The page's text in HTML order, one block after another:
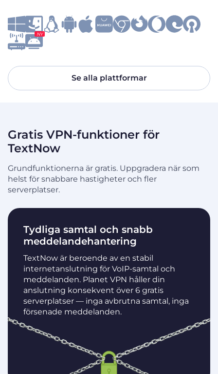
NY
Se alla plattformar
Gratis VPN-funktioner för
TextNow
Grundfunktionerna är gratis. Uppgradera när som
helst för snabbare hastigheter och fler
serverplatser.
Tydliga samtal och snabb
meddelandehantering
TextNow är beroende av en stabil
internetanslutning för VoIP-samtal och
meddelanden. Planet VPN håller din
anslutning konsekvent över 6 gratis
serverplatser — inga avbrutna samtal, inga
försenade meddelanden.